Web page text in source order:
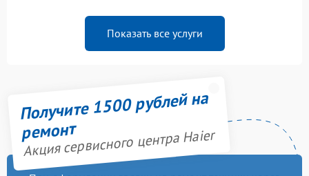
Показать все услуги
Получите 1500 рублей на
ремонт
Акция сервисного центра Haier